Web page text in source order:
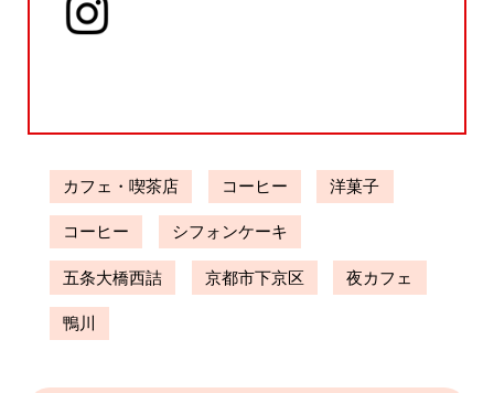
カフェ・喫茶店 コーヒー 洋菓子
コーヒー シフォンケーキ
五条大橋西詰 京都市下京区 夜カフェ
鴨川